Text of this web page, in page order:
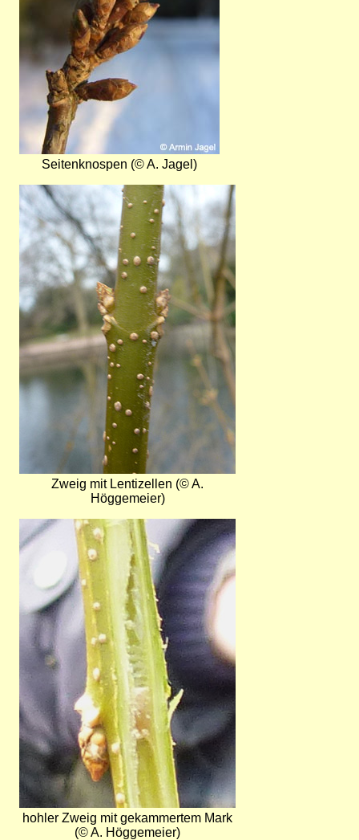
Seitenknospen (© A. Jagel)
Bild
Zweig mit Lentizellen (© A.
Höggemeier)
Bild
hohler Zweig mit gekammertem Mark
(© A. Höggemeier)